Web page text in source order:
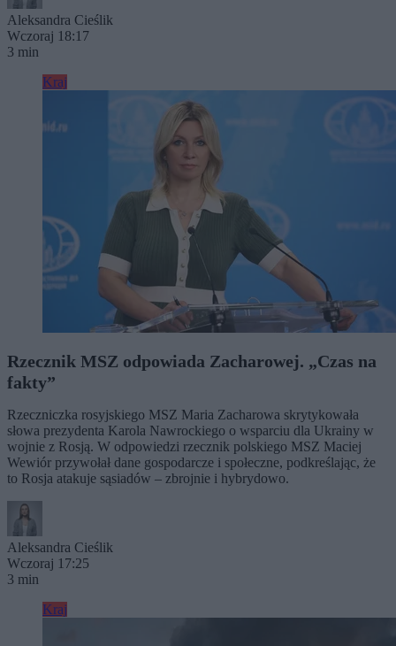
Aleksandra Cieślik
Wczoraj 18:17
3 min
Kraj
Rzecznik MSZ odpowiada Zacharowej. „Czas na
fakty”
Rzeczniczka rosyjskiego MSZ Maria Zacharowa skrytykowała
słowa prezydenta Karola Nawrockiego o wsparciu dla Ukrainy w
wojnie z Rosją. W odpowiedzi rzecznik polskiego MSZ Maciej
Wewiór przywołał dane gospodarcze i społeczne, podkreślając, że
to Rosja atakuje sąsiadów – zbrojnie i hybrydowo.
Aleksandra Cieślik
Wczoraj 17:25
3 min
Kraj